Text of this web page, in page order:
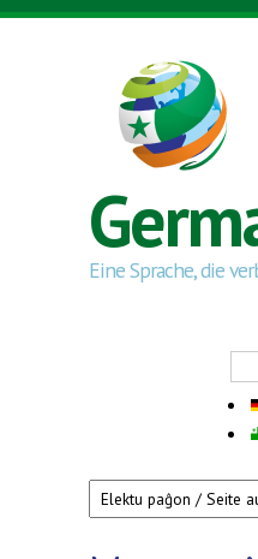
Skip to main content
Eine Sprache, die